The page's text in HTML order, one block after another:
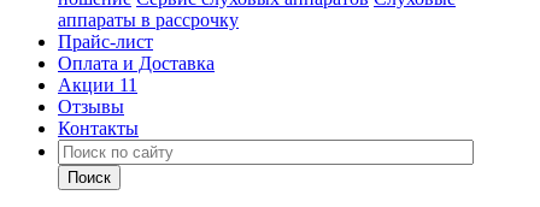
аппараты в рассрочку
Прайс-лист
Оплата и Доставка
Акции 11
Отзывы
Контакты